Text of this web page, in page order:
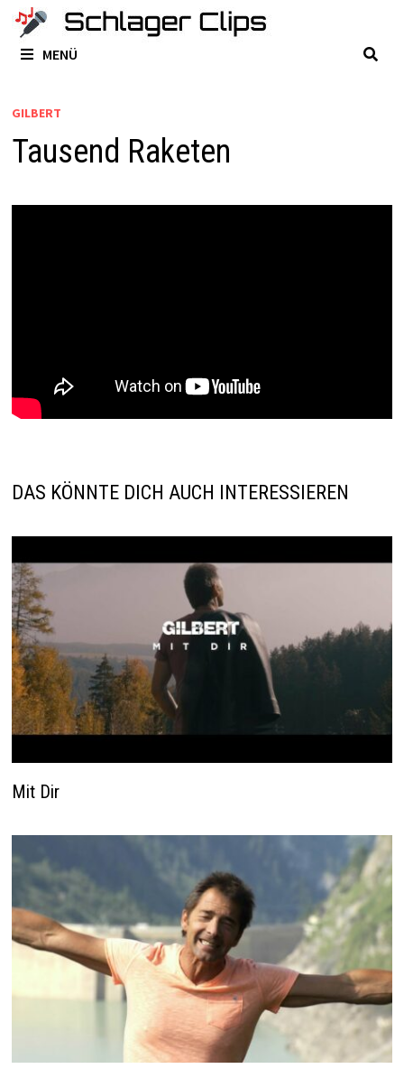
Zum
Inhalt
springenMENÜ
GILBERT
Tausend Raketen
DAS KÖNNTE DICH AUCH INTERESSIEREN
Mit Dir